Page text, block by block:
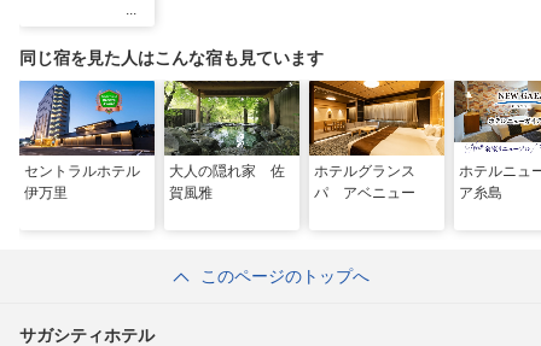
同じ宿を見た人はこんな宿も見ています
セントラルホテル
伊万里
大人の隠れ家 佐
賀風雅
ホテルグランス
パ アベニュー
ホテルニュ
ア糸島
このページのトップへ
サガシティホテル